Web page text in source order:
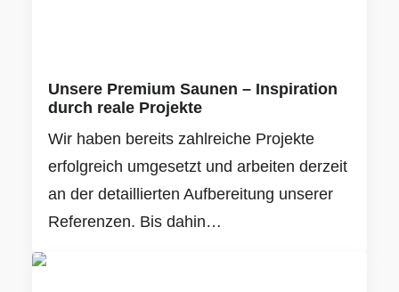
Unsere Premium Saunen – Inspiration
durch reale Projekte
Wir haben bereits zahlreiche Projekte
erfolgreich umgesetzt und arbeiten derzeit
an der detaillierten Aufbereitung unserer
Referenzen. Bis dahin…